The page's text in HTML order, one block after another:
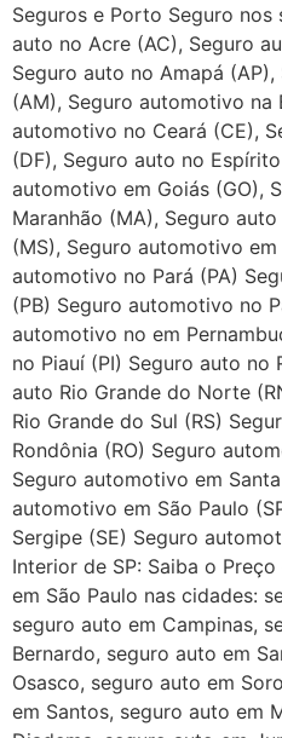
Seguros e Porto Seguro nos
auto no Acre (AC), Seguro
Seguro auto no Amapá
(AM), Seguro automotivo na
automotivo no Ceará (CE),
(DF), Seguro auto no
automotivo em Goiás (GO),
Maranhão (MA), Seguro
(MS), Seguro automotivo
automotivo no Pará (PA)
(PB) Seguro automotivo no
automotivo no em
no Piauí (PI) Seguro auto no
auto Rio Grande do Norte
Rio Grande do Sul (RS)
Rondônia (RO) Seguro
Seguro automotivo em
automotivo em São Paulo
Sergipe (SE) Seguro
Interior de SP: Saiba o
em São Paulo nas cidades:
seguro auto em Campinas,
Bernardo, seguro auto em
Osasco, seguro auto em
em Santos, seguro auto em